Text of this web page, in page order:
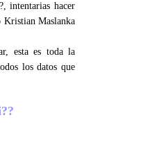
intentarias hacer
Kristian Maslanka
esta es toda la
los datos que